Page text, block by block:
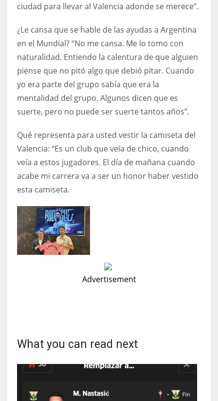
ciudad para llevar al Valencia adonde se merece”.
¿Le cansa que se hable de las ayudas a Argentina
en el Mundial? “No me cansa. Me lo tomo con
naturalidad. Entiendo la calentura de que alguien
piense que no pitó algo que debió pitar. Cuando
yo era parte del grupo sabía que era la
mentalidad del grupo. Algunos dicen que es
suerte, pero no puede ser suerte tantos años”.
Qué representa para usted vestir la camiseta del
Valencia: “Es un club que veía de chico, cuando
veía a estos jugadores. El día de mañana cuando
acabe mi carrera va a ser un honor haber vestido
esta camiseta.
Advertisement
What you can read next